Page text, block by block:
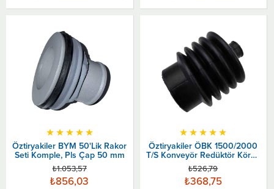
Öztiryakiler BYM 50'Lik Rakor
Seti Komple, Pls Çap 50 mm
★★★★★
₺856,03
₺1.053,57
Öztiryakiler ÖBK 1500/2000
T/S Konveyör Redüktör Körük
Lastiği
★★★★★
₺368,75
₺526,79